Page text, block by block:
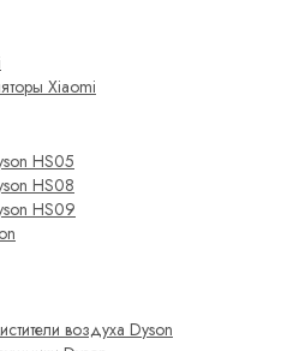
Xiaomi
HS05
HS08
HS09
воздуха Dyson